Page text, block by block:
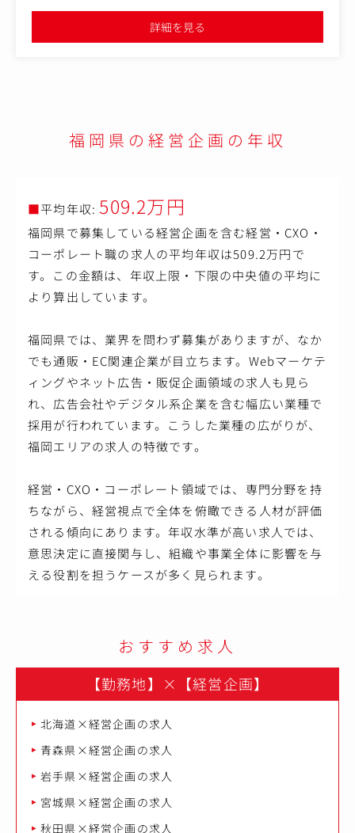
・バナーやLPのワイヤーフレーム作成、制作ディレクショ
詳細を見る
福岡県の経営企画の年収
■平均年収: 509.2万円
福岡県で募集している経営企画を含む経営・CXO・
コーポレート職の求人の平均年収は509.2万円で
す。この金額は、年収上限・下限の中央値の平均に
より算出しています。
福岡県では、業界を問わず募集がありますが、なか
でも通販・EC関連企業が目立ちます。Webマーケテ
ィングやネット広告・販促企画領域の求人も見ら
れ、広告会社やデジタル系企業を含む幅広い業種で
採用が行われています。こうした業種の広がりが、
福岡エリアの求人の特徴です。
経営・CXO・コーポレート領域では、専門分野を持
ちながら、経営視点で全体を俯瞰できる人材が評価
される傾向にあります。年収水準が高い求人では、
意思決定に直接関与し、組織や事業全体に影響を与
える役割を担うケースが多く見られます。
おすすめ求人
【勤務地】 × 【経営企画】
北海道×経営企画の求人
青森県×経営企画の求人
岩手県×経営企画の求人
宮城県×経営企画の求人
秋田県×経営企画の求人